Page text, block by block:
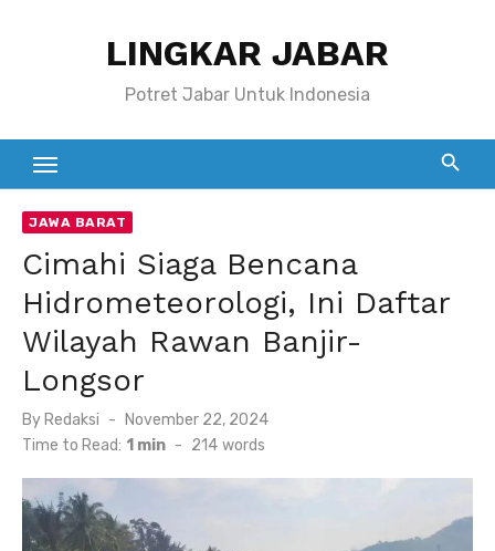
LINGKAR JABAR
Potret Jabar Untuk Indonesia
JAWA BARAT
Cimahi Siaga Bencana
Hidrometeorologi, Ini Daftar
Wilayah Rawan Banjir-
Longsor
By Redaksi
Posted
on
November 22, 2024
Time to Read: 1 min - 214 words